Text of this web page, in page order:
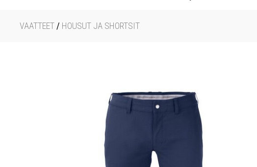
VAATTEET / HOUSUT JA SHORTSIT